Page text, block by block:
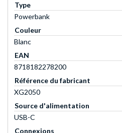
Type
Powerbank
Couleur
Blanc
EAN
8718182278200
Référence du fabricant
XG2050
Source d'alimentation
USB-C
Connexions